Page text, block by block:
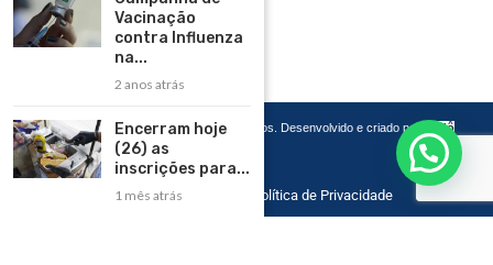
ASSINE
Copyright 2026 – Todos os Direitos Reservados. Desenvolvido e criado por
Cadô
Agência de Marketing
Home Contato Política de Privacidade
Vacinação
contra Influenza
na...
2 anos atrás
Encerram hoje
(26) as
inscrições para...
1 mês atrás